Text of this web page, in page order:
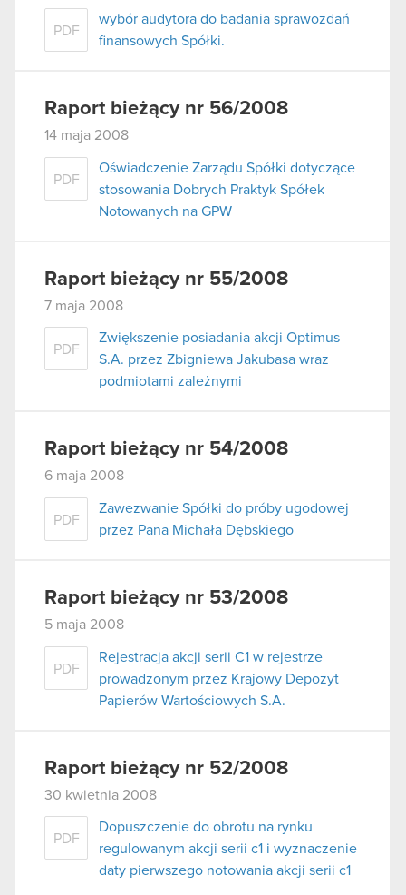
PDF
wybór audytora do badania sprawozdań
finansowych Spółki.
Raport bieżący nr 56/2008
14 maja 2008
PDF
Oświadczenie Zarządu Spółki dotyczące
stosowania Dobrych Praktyk Spółek
Notowanych na GPW
Raport bieżący nr 55/2008
7 maja 2008
PDF
Zwiększenie posiadania akcji Optimus
S.A. przez Zbigniewa Jakubasa wraz
podmiotami zależnymi
Raport bieżący nr 54/2008
6 maja 2008
PDF
Zawezwanie Spółki do próby ugodowej
przez Pana Michała Dębskiego
Raport bieżący nr 53/2008
5 maja 2008
PDF
Rejestracja akcji serii C1 w rejestrze
prowadzonym przez Krajowy Depozyt
Papierów Wartościowych S.A.
Raport bieżący nr 52/2008
30 kwietnia 2008
PDF
Dopuszczenie do obrotu na rynku
regulowanym akcji serii c1 i wyznaczenie
daty pierwszego notowania akcji serii c1